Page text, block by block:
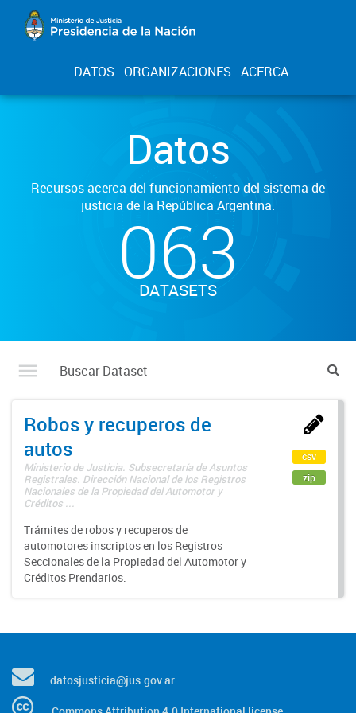
DATOS ORGANIZACIONES ACERCA
Datos
Recursos acerca del funcionamiento del sistema de
justicia de la República Argentina.
063
DATASETS
Robos y recuperos de
autos
Ministerio de Justicia. Subsecretaría de Asuntos
Registrales. Dirección Nacional de los Registros
Nacionales de la Propiedad del Automotor y
Créditos ...
Trámites de robos y recuperos de
automotores inscriptos en los Registros
Seccionales de la Propiedad del Automotor y
Créditos Prendarios.
csv
zip
datosjusticia@jus.gov.ar